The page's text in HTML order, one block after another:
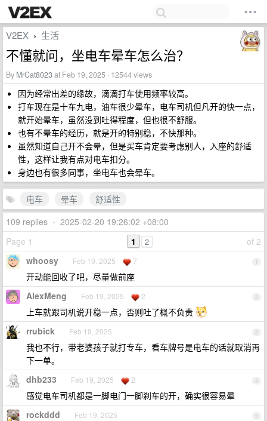
V2EX › 生活
不懂就问，坐电车晕车怎么治？
By MrCat8023at Feb 19, 2025 · 12544 views
因为经常出差的缘故，滴滴打车使用频率较高。
打车现在是十车九电，油车很少晕车，电车司机但凡开的快一点，
就开始晕车，虽然没到吐得程度，但也很不舒服。
也有不晕车的经历，就是开的特别稳，不快那种。
虽然知道自己开不会晕，但是买车肯定要考虑别人，入座的舒适
性，这样让我有点对电车扣分。
身边也有很多同事，坐电车也会晕车。
电车 晕车
舒适性
109 replies • 2025-02-20 19:26:02 +08:00
Page 1
of 2
1 2
1
whoosy Feb 19, 2025 7
开动能回收了吧，尽量做前座
2
AlexMeng Feb 19, 2025 2
上车就跟司机说开稳一点，否则吐了概不负责
3
rrubick Feb 19, 2025
我也不行，带老婆孩子就打专车，看车牌号是电车的话就取消再
下一单。
4
dhb233 Feb 19, 2025 2
感觉电车司机都是一脚电门一脚刹车的开，确实很容易晕
5
rockddd Feb 19, 2025